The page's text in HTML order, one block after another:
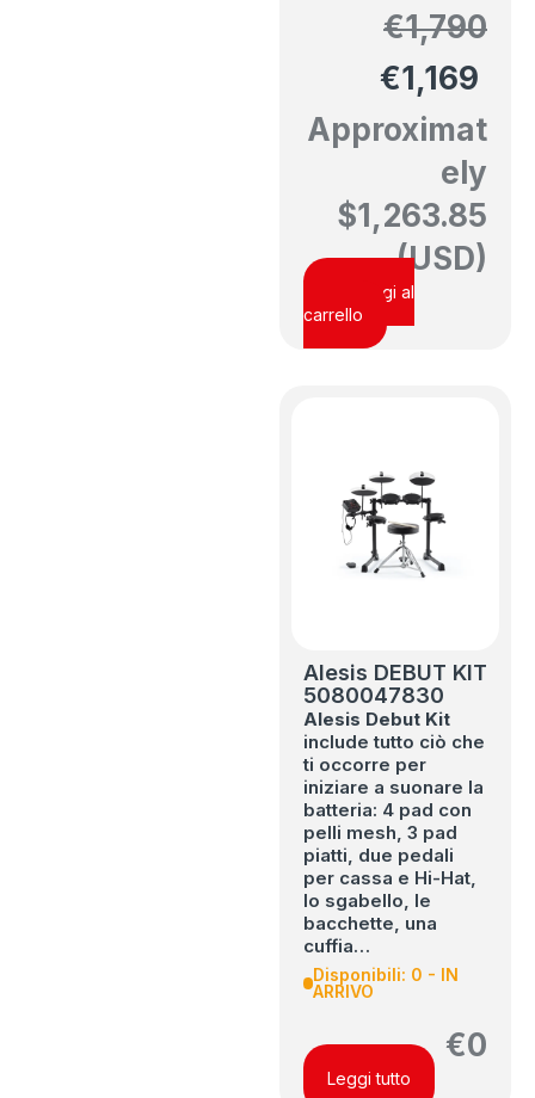
€1,790
€1,169
Approximat
ely
$1,263.85
(USD)
Aggiungi al
carrello
Alesis DEBUT KIT
5080047830
Alesis Debut Kit
include tutto ciò che
ti occorre per
iniziare a suonare la
batteria: 4 pad con
pelli mesh, 3 pad
piatti, due pedali
per cassa e Hi-Hat,
lo sgabello, le
bacchette, una
cuffia…
Disponibili: 0 - IN
ARRIVO
€0
Leggi tutto